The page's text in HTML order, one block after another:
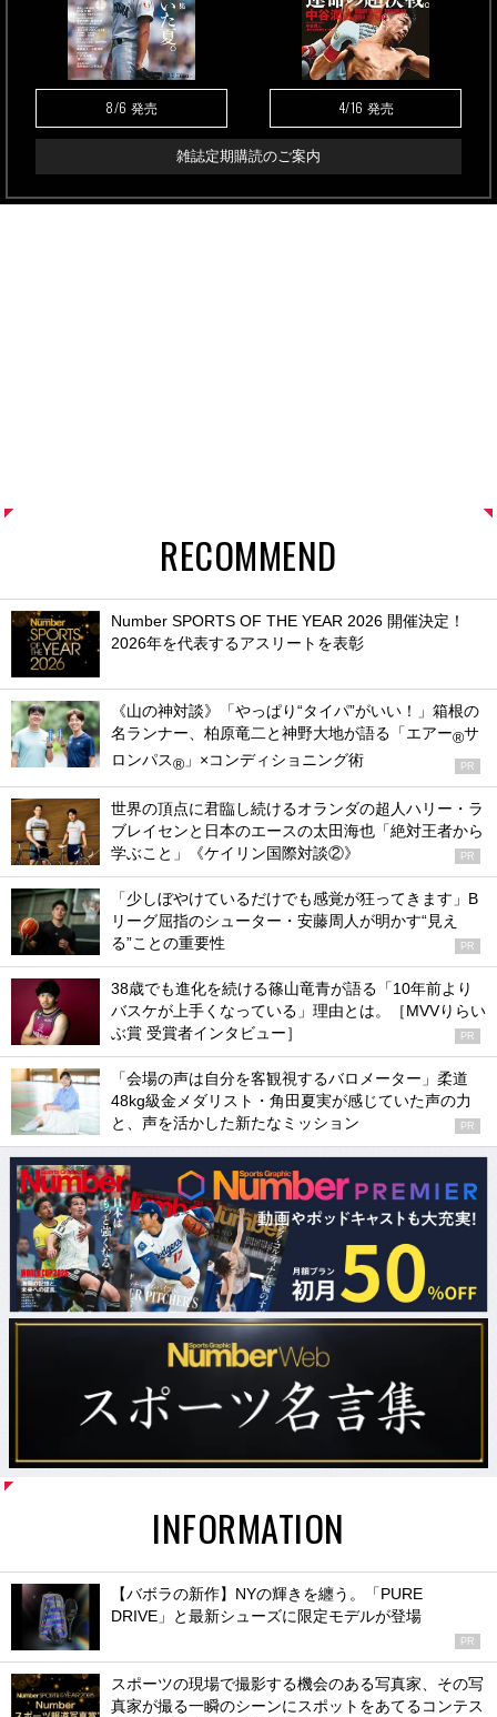
8/6 発売 4/16 発売
雑誌定期購読のご案内
RECOMMEND
Number SPORTS OF THE YEAR 2026 開催決定！
2026年を代表するアスリートを表彰
《山の神対談》「やっぱり“タイパ”がいい！」箱根の
名ランナー、柏原竜二と神野大地が語る「エアー®サ
ロンパス® 」×コンディショニング術 PR
世界の頂点に君臨し続けるオランダの超人ハリー・ラ
ブレイセンと日本のエースの太田海也「絶対王者から
学ぶこと」《ケイリン国際対談②》
PR
「少しぼやけているだけでも感覚が狂ってきます」B
リーグ屈指のシューター・安藤周人が明かす“見え
る”ことの重要性
PR
38歳でも進化を続ける篠山竜青が語る「10年前より
バスケが上手くなっている」理由とは。［MVVりらい
ぶ賞 受賞者インタビュー］
PR
「会場の声は自分を客観視するバロメーター」柔道
48kg級金メダリスト・角田夏実が感じていた声の力
と、声を活かした新たなミッション
PR
INFORMATION
【バボラの新作】NYの輝きを纏う。「PURE
DRIVE」と最新シューズに限定モデルが登場
PR
スポーツの現場で撮影する機会のある写真家、その写
真家が撮る一瞬のシーンにスポットをあてるコンテス